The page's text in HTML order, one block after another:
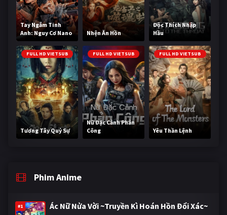
Tay Ngắm Tinh
Anh: Nguy Cơ Nano
Nhện Ăn Hồn
Độc Thích Nhập
Hầu
FULL HD VIETSUB
Tương Tây Quỷ Sự
FULL HD VIETSUB
Nữ Đặc Cảnh Phản
Công
FULL HD VIETSUB
Yêu Thần Lệnh
Phim Anime
#1 Ác Nữ Nửa Vời ~Truyền Kì Hoán Hồn Đổi Xác~